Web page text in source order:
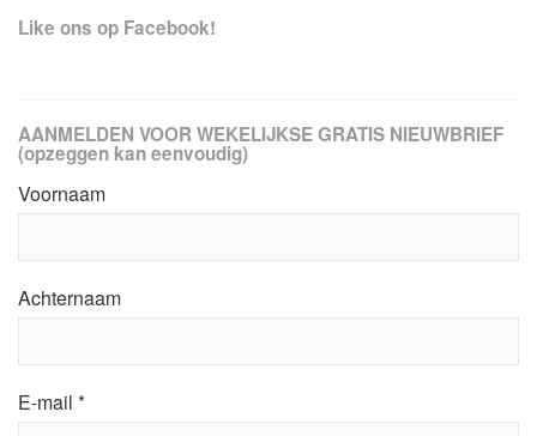
Like ons op Facebook!
AANMELDEN VOOR WEKELIJKSE GRATIS NIEUWBRIEF
(opzeggen kan eenvoudig)
Voornaam
Achternaam
E-mail *